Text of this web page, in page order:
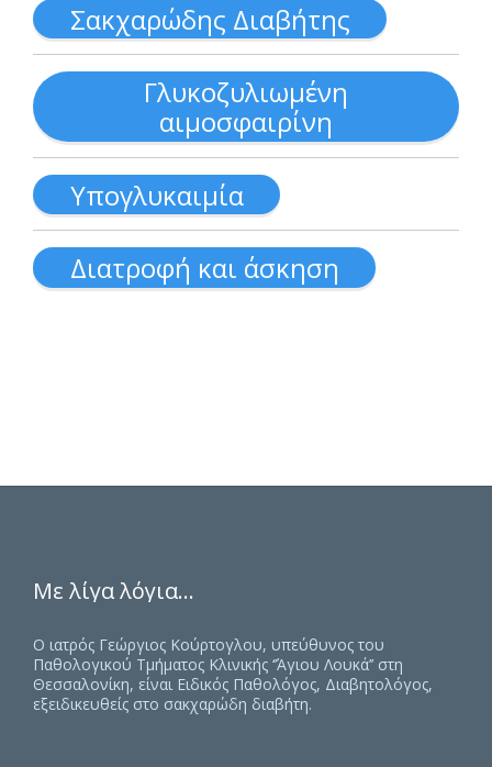
Σακχαρώδης Διαβήτης
Γλυκοζυλιωμένη
αιμοσφαιρίνη
Υπογλυκαιμία
Διατροφή και άσκηση
Με λίγα λόγια…
Ο ιατρός Γεώργιος Κούρτογλου, υπεύθυνος του
Παθολογικού Τμήματος Κλινικής ‘’Άγιου Λουκά’’ στη
Θεσσαλονίκη, είναι Ειδικός Παθολόγος, Διαβητολόγος,
εξειδικευθείς στο σακχαρώδη διαβήτη.